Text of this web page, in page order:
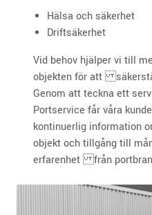
Hälsa och säkerhet
Driftsäkerhet
Vid behov hjälper vi till
objekten för att
Genom att teckna ett
Portservice får våra
kontinuerlig information
objekt och tillgång till
erfarenhet från